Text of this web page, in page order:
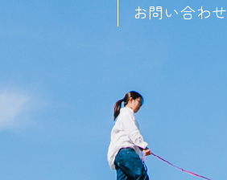
お問い合わせ